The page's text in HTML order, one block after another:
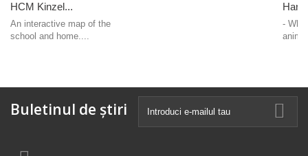
HCM Kinzel...
An interactive map of the
school and home....
-
Buletinul de știri